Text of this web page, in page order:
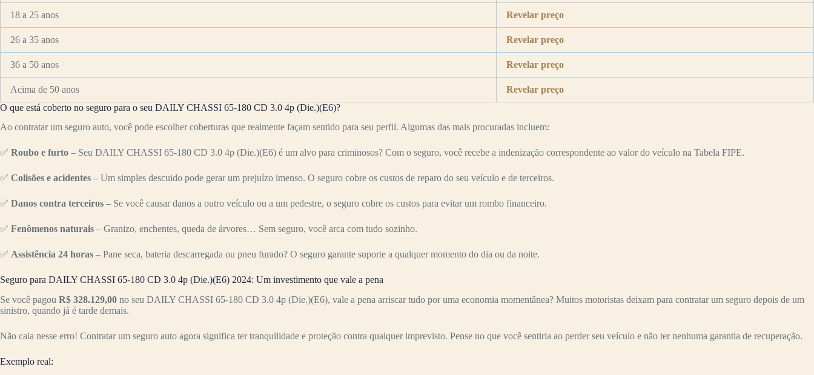
18 a 25 anos Revelar preço
26 a 35 anos Revelar preço
36 a 50 anos Revelar preço
Acima de 50 anos
Revelar preço
O que está coberto no seguro para o seu DAILY CHASSI 65-180 CD 3.0 4p (Die.)(E6)?
Ao contratar um seguro auto, você pode escolher coberturas que realmente façam sentido para seu perfil. Algumas das mais procuradas incluem:
✅ Roubo e furto – Seu DAILY CHASSI 65-180 CD 3.0 4p (Die.)(E6) é um alvo para criminosos? Com o seguro, você recebe a indenização correspondente ao valor do veículo na Tabela FIPE.
✅ Colisões e acidentes – Um simples descuido pode gerar um prejuízo imenso. O seguro cobre os custos de reparo do seu veículo e de terceiros.
✅ Danos contra terceiros – Se você causar danos a outro veículo ou a um pedestre, o seguro cobre os custos para evitar um rombo financeiro.
✅ Fenômenos naturais – Granizo, enchentes, queda de árvores… Sem seguro, você arca com tudo sozinho.
✅ Assistência 24 horas – Pane seca, bateria descarregada ou pneu furado? O seguro garante suporte a qualquer momento do dia ou da noite.
Seguro para DAILY CHASSI 65-180 CD 3.0 4p (Die.)(E6) 2024: Um investimento que vale a pena
Se você pagou R$ 328.129,00 no seu DAILY CHASSI 65-180 CD 3.0 4p (Die.)(E6), vale a pena arriscar tudo por uma economia momentânea? Muitos motoristas deixam para contratar um seguro depois de um
sinistro, quando já é tarde demais.
Não caia nesse erro! Contratar um seguro auto agora significa ter tranquilidade e proteção contra qualquer imprevisto. Pense no que você sentiria ao perder seu veículo e não ter nenhuma garantia de recuperação.
Exemplo real: